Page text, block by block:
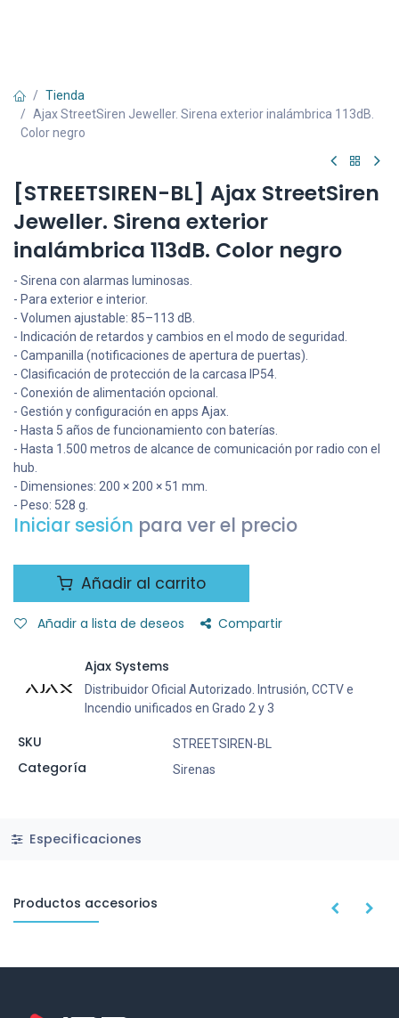
Tienda
Ajax StreetSiren Jeweller. Sirena exterior inalámbrica 113dB.
Color negro
[STREETSIREN-BL] Ajax StreetSiren
Jeweller. Sirena exterior
inalámbrica 113dB. Color negro
- Sirena con alarmas luminosas.
- Para exterior e interior.
- Volumen ajustable: 85–113 dB.
- Indicación de retardos y cambios en el modo de seguridad.
- Campanilla (notificaciones de apertura de puertas).
- Clasificación de protección de la carcasa IP54.
- Conexión de alimentación opcional.
- Gestión y configuración en apps Ajax.
- Hasta 5 años de funcionamiento con baterías.
- Hasta 1.500 metros de alcance de comunicación por radio con el
hub.
- Dimensiones: 200 × 200 × 51 mm.
- Peso: 528 g.
Iniciar sesión para ver el precio
Añadir al carrito
Añadir a lista de deseos Compartir
Ajax Systems
Distribuidor Oficial Autorizado. Intrusión, CCTV e
Incendio unificados en Grado 2 y 3
SKU STREETSIREN-BL
Categoría Sirenas
Especificaciones
Productos accesorios